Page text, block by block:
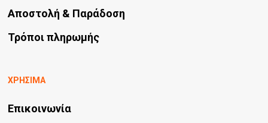
Αποστολή & Παράδοση
Τρόποι πληρωμής
ΧΡΗΣΙΜΑ
Επικοινωνία